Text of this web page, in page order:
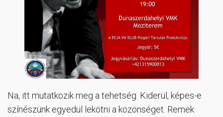
Na, itt mutatkozik meg a tehetség. Kiderül, képes-e
színészünk egyedül lekötni a közönséget. Remek